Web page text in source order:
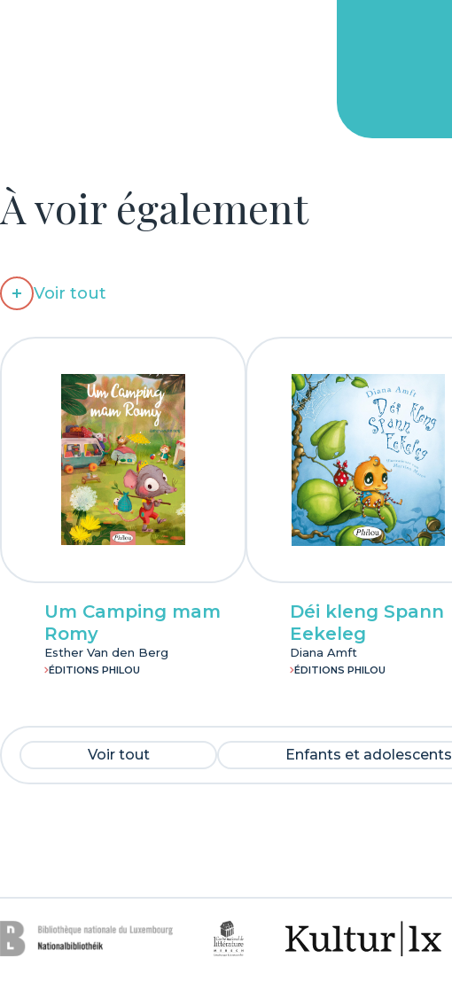
À voir également
Voir tout
Um Camping mam
Romy
Esther Van den Berg
ÉDITIONS PHILOU
Déi kleng Spann
Eekeleg
Diana Amft
ÉDITIONS PHILOU
Voir tout Enfants et adolescents